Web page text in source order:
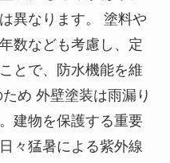
異なります。 塗料や
数なども考慮し、定
とで、防水機能を維
め 外壁塗装は雨漏り
建物を保護する重要
々猛暑による紫外線